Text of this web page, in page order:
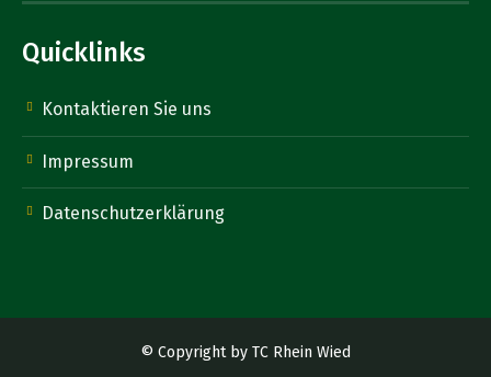
Quicklinks
Kontaktieren Sie uns
Impressum
Datenschutzerklärung
© Copyright by TC Rhein Wied